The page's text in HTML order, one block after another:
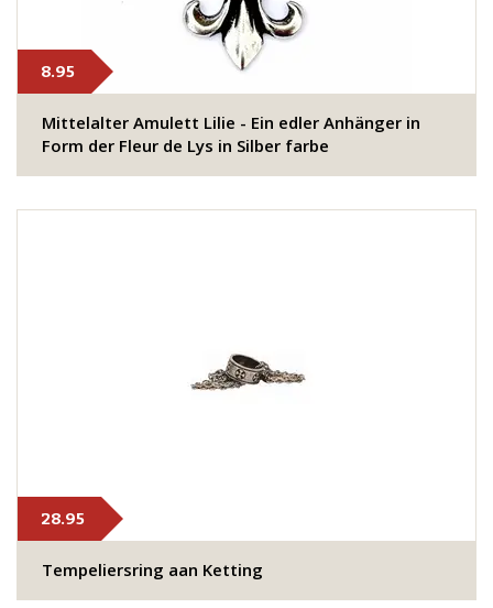
8.95
Mittelalter Amulett Lilie - Ein edler Anhänger in
Form der Fleur de Lys in Silber farbe
28.95
Tempeliersring aan Ketting